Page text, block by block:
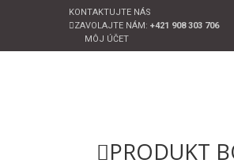
KONTAKTUJTE NÁS
ZAVOLAJTE NÁM: +421 908 303 706
MÔJ ÚČET
PRODUKT